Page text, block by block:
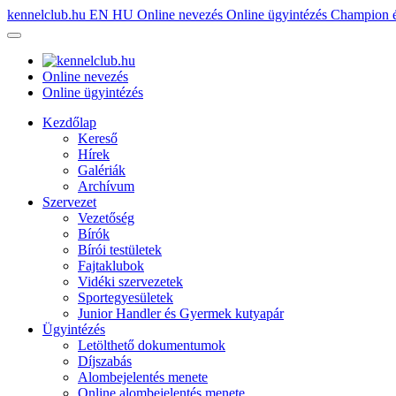
kennelclub.hu EN HU Online nevezés Online ügyintézés Champion
Online nevezés
Online ügyintézés
Kezdőlap
Kereső
Hírek
Galériák
Archívum
Szervezet
Vezetőség
Bírók
Bírói testületek
Fajtaklubok
Vidéki szervezetek
Sportegyesületek
Junior Handler és Gyermek kutyapár
Ügyintézés
Letölthető dokumentumok
Díjszabás
Alombejelentés menete
Online alombejelentés menete